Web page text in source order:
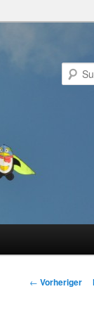
← Vorheriger